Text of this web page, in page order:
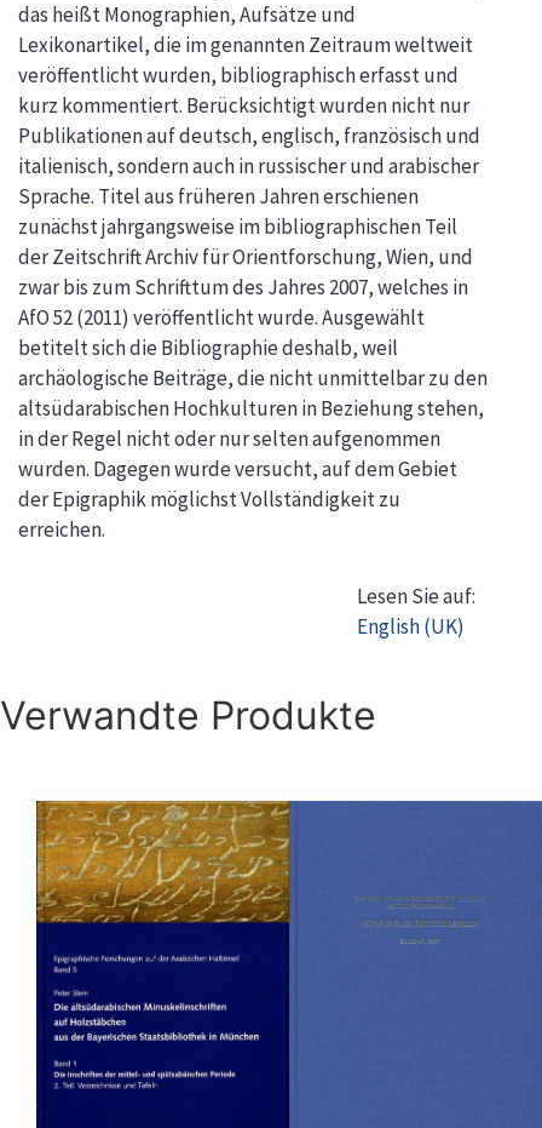
das heißt Monographien, Aufsätze und
Lexikonartikel, die im genannten Zeitraum weltweit
veröffentlicht wurden, bibliographisch erfasst und
kurz kommentiert. Berücksichtigt wurden nicht nur
Publikationen auf deutsch, englisch, französisch und
italienisch, sondern auch in russischer und arabischer
Sprache. Titel aus früheren Jahren erschienen
zunächst jahrgangsweise im bibliographischen Teil
der Zeitschrift Archiv für Orientforschung, Wien, und
zwar bis zum Schrifttum des Jahres 2007, welches in
AfO 52 (2011) veröffentlicht wurde. Ausgewählt
betitelt sich die Bibliographie deshalb, weil
archäologische Beiträge, die nicht unmittelbar zu den
altsüdarabischen Hochkulturen in Beziehung stehen,
in der Regel nicht oder nur selten aufgenommen
wurden. Dagegen wurde versucht, auf dem Gebiet
der Epigraphik möglichst Vollständigkeit zu
erreichen.
Lesen Sie auf:
English (UK)
Verwandte Produkte